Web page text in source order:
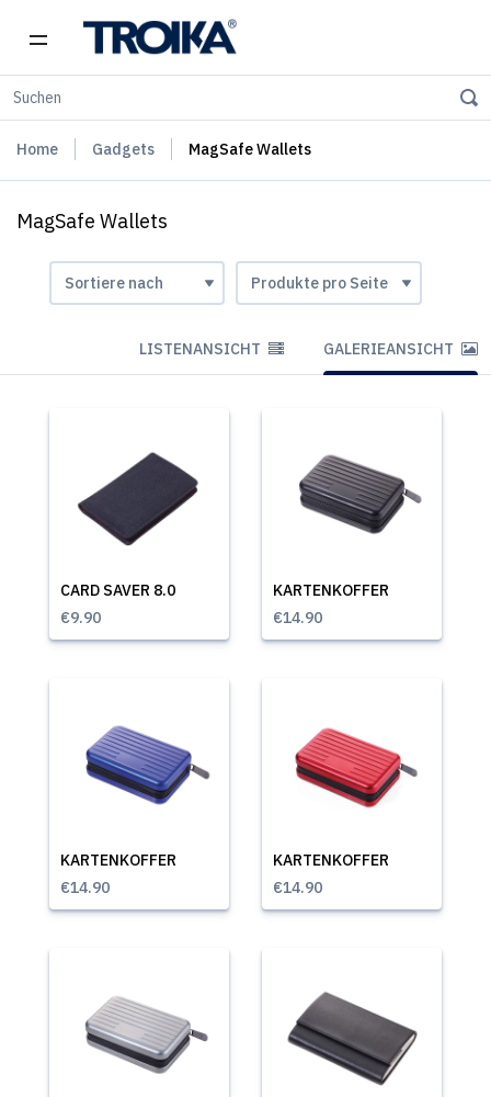
Home Gadgets MagSafe Wallets
MagSafe Wallets
LISTENANSICHT GALERIEANSICHT
CARD SAVER 8.0
€9.90
KARTENKOFFER
€14.90
KARTENKOFFER
€14.90
KARTENKOFFER
€14.90